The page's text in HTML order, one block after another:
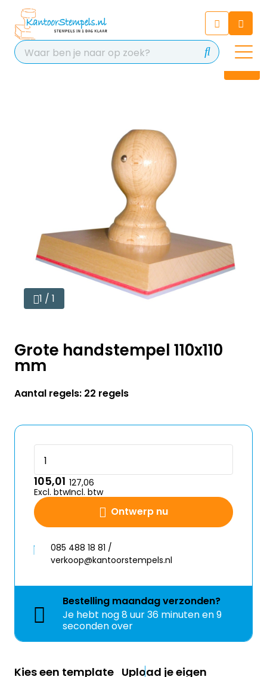
Chat 24/7 met onze chatbot
voor hulp
Contact
1 / 1
Grote handstempel 110x110
mm
Aantal regels: 22 regels
Ontwerp nu
105,01
Excl. btw
127,06
Incl. btw
085 488 18 81 /
verkoop@kantoorstempels.nl
Bestelling maandagverzonden?
Je hebt nog8 uur 36 minuten en 9
seconden over
Kies een template Upload je eigen